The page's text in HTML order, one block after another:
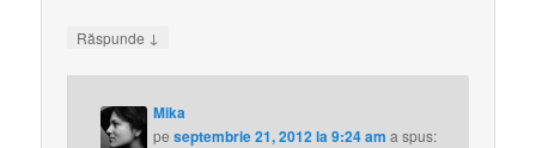
Răspunde ↓
Mika
peseptembrie 21, 2012 la 9:24 am a spus: